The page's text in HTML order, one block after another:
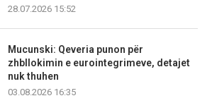
28.07.2026 15:52
Mucunski: Qeveria punon për
zhbllokimin e eurointegrimeve, detajet
nuk thuhen
03.08.2026 16:35